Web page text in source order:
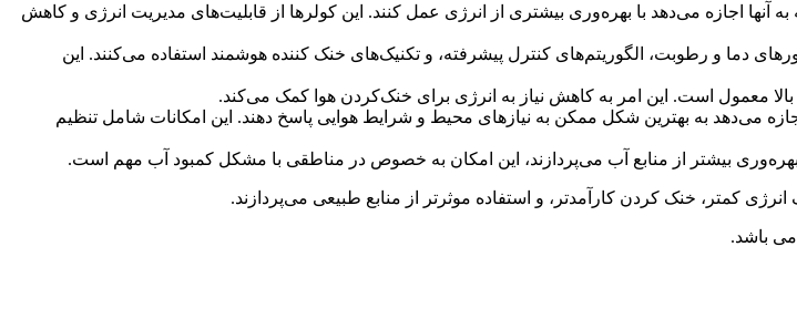
آنها اجازه می‌دهد با بهره‌وری بیشتری از انرژی عمل کنند. این کولرها از قابلیت‌های مدیریت انرژی و کاهش
دما و رطوبت، الگوریتم‌های کنترل پیشرفته، و تکنیک‌های خنک کننده هوشمند استفاده می‌کنند. این
معمول است. این امر به کاهش نیاز به انرژی برای خنک‌کردن هوا کمک می‌کند.
می‌دهد به بهترین شکل ممکن به نیازهای محیط و شرایط هوایی پاسخ دهند. این امکانات شامل تنظیم
بیشتر از منابع آب می‌پردازند، این امکان به خصوص در مناطقی با مشکل کمبود آب مهم است.
کمتر، خنک کردن کارآمدتر، و استفاده موثرتر از منابع طبیعی می‌پردازند.
باشد.